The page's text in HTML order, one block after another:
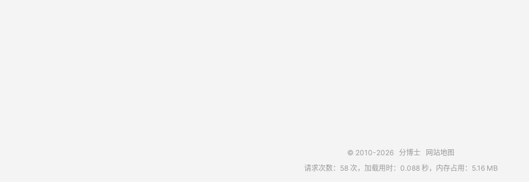
© 2010-2026 分博士
网站地图
请求次数：58 次，加载用时：0.088 秒，内存占用：5.16 MB